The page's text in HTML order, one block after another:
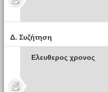
Δ. Συζήτηση
Ελευθερος χρονος